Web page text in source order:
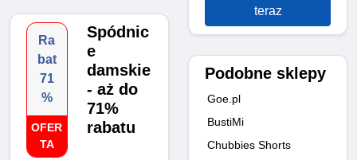
Ra
bat
71
%
OFER
TA
Spódnic
e
damskie
- aż do
71%
rabatu
teraz
Podobne sklepy
Goe.pl
BustiMi
Chubbies Shorts